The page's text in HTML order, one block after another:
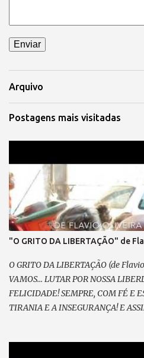
Arquivo
Postagens mais visitadas
"O GRITO DA LIBERTAÇÃO" de
O GRITO DA LIBERTAÇÃO (de
VAMOS... LUTAR POR NOSSA
FELICIDADE! SEMPRE, COM FÉ E
TIRANIA E A INSEGURANÇA! E